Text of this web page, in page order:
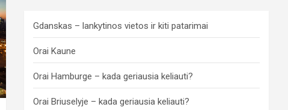
Gdanskas – lankytinos vietos ir kiti patarimai
Orai Kaune
Orai Hamburge – kada geriausia keliauti?
Orai Briuselyje – kada geriausia keliauti?